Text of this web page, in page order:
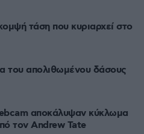
τάση που κυριαρχεί στο
του απολιθωμένου δάσους
αποκάλυψαν κύκλωμα
τον Andrew Tate